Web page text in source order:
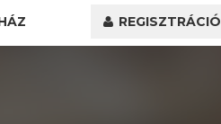
REGISZTRÁCIÓ